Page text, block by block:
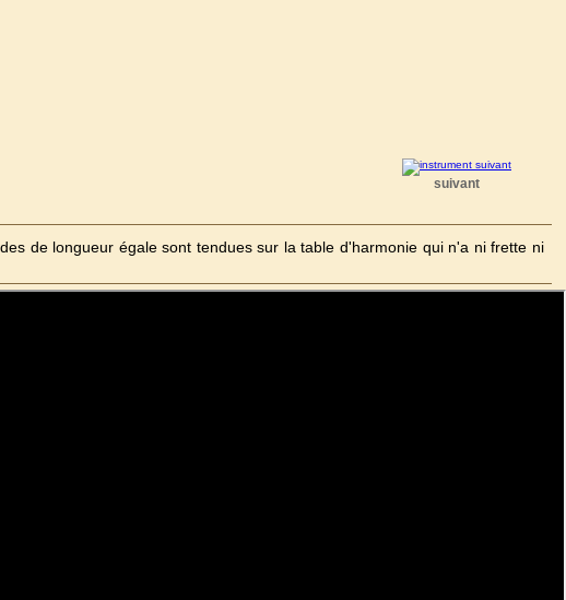
suivant
de longueur égale sont tendues sur la table d'harmonie qui n'a ni frette ni